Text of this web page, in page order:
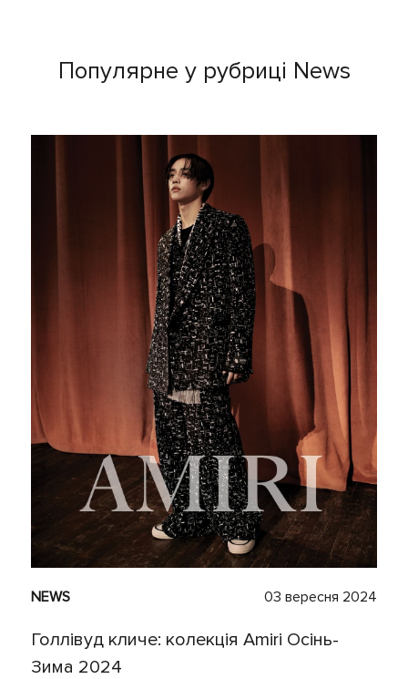
Популярне у рубриці News
NEWS 03 вересня 2024
Голлівуд кличе: колекція Amiri Осінь-
Зима 2024